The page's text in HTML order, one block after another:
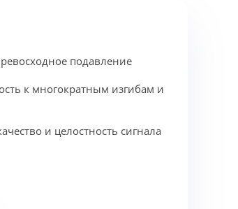
подавление
к многократным изгибам и
и целостность сигнала